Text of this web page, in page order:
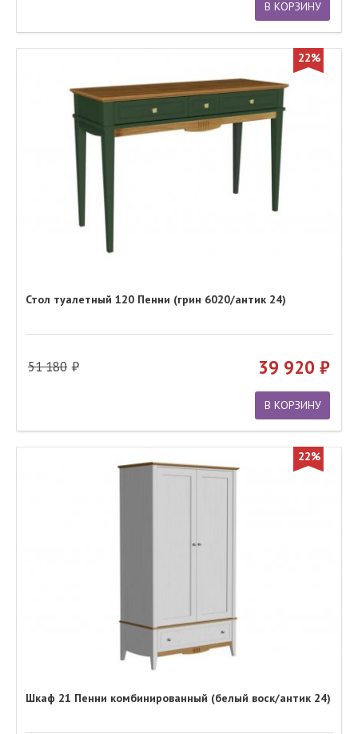
В КОРЗИНУ
22%
Стол туалетный 120 Пенни (грин 6020/антик 24)
51 180 39 920
В КОРЗИНУ
22%
Шкаф 21 Пенни комбинированный (белый воск/антик 24)